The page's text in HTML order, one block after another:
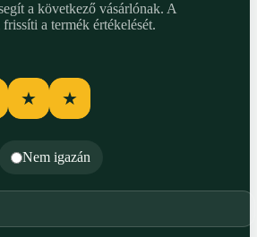
a következő vásárlónak. A
a termék értékelését.
★ ★
Nem igazán